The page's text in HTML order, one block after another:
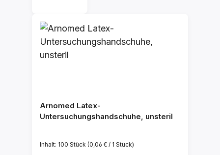
Arnomed Latex-
Untersuchungshandschuhe, unsteril
Inhalt: 100 Stück (0,06 € / 1 Stück)